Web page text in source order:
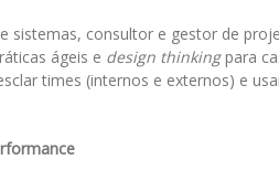
sistemas, consultor e gestor de
ágeis e design thinkingpara
times (internos e externos) e